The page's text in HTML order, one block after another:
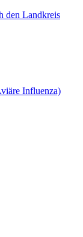
den Landkreis
Influenza)